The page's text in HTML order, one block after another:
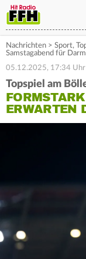
Nachrichten > Sport,
Samstagabend für
05.12.2025, 17:34 Uhr
Topspiel am
ERWARTEN